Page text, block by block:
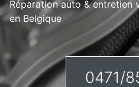
Réparation auto &
en Belgique
0471/